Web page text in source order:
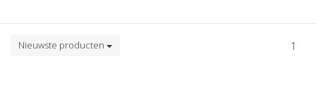
Nieuwste producten 1